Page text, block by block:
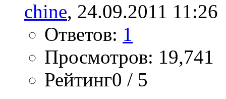
chine, 24.09.2011 11:26
Ответов: 1
Просмотров: 19,741
Рейтинг0 / 5